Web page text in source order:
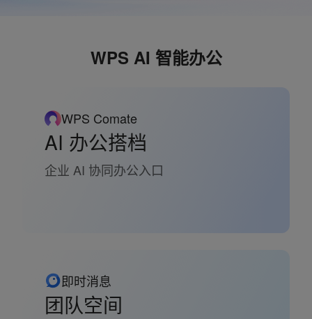
WPS AI 智能办公
WPS Comate
AI 办公搭档
企业 AI 协同办公入口
即时消息
团队空间